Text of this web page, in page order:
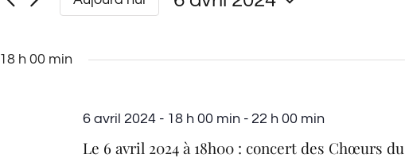
avril
vues
date.
18 h 00 min
Le 6 avril 2024 à 18h00 : concert des Chœurs du
6 avril 2024 - 18 h 00 min- 22 h 00 min